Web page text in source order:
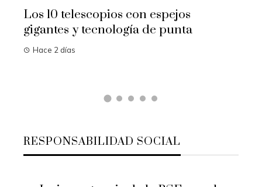
Descubre los 10 animales con sentidos
que desafían la imaginación humana
Hace 4 días
RESPONSABILIDAD SOCIAL